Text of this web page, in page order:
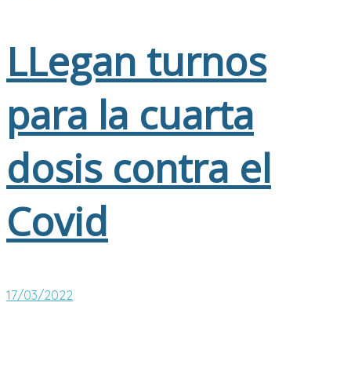
LLegan turnos
para la cuarta
dosis contra el
Covid
17/03/2022